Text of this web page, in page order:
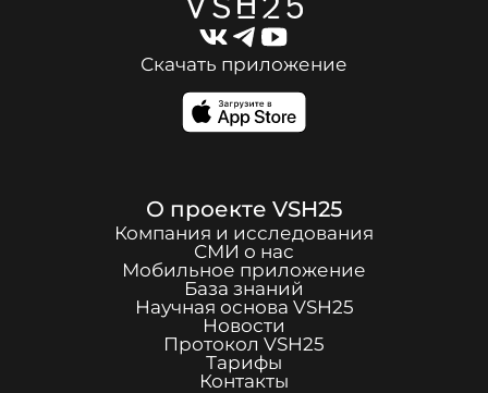
Скачать приложение
О проекте VSH25
Компания и исследования
СМИ о нас
Мобильное приложение
База знаний
Научная основа VSH25
Новости
Протокол VSH25
Тарифы
Контакты